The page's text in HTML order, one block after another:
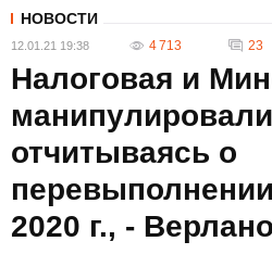
НОВОСТИ
12.01.21 19:38 4 713 23
Налоговая и
отчитываясь о
2020 г., -